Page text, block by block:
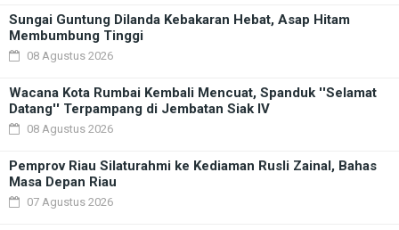
Sungai Guntung Dilanda Kebakaran Hebat, Asap Hitam
Membumbung Tinggi
08 Agustus 2026
Wacana Kota Rumbai Kembali Mencuat, Spanduk ''Selamat
Datang'' Terpampang di Jembatan Siak IV
08 Agustus 2026
Pemprov Riau Silaturahmi ke Kediaman Rusli Zainal, Bahas
Masa Depan Riau
07 Agustus 2026